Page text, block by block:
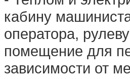
кабину
оператора,
помещение для
зависимости от